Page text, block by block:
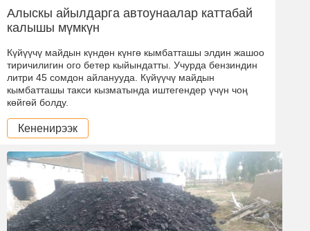
Алыскы айылдарга автоунаалар каттабай
калышы мүмкүн
Күйүүчү майдын күндөн күнгө кымбатташы элдин жашоо
тиричилигин ого бетер кыйындатты. Учурда бензиндин
литри 45 сомдон айланууда. Күйүүчү майдын
кымбатташы такси кызматында иштегендер үчүн чоң
көйгөй болду.
Кененирээк